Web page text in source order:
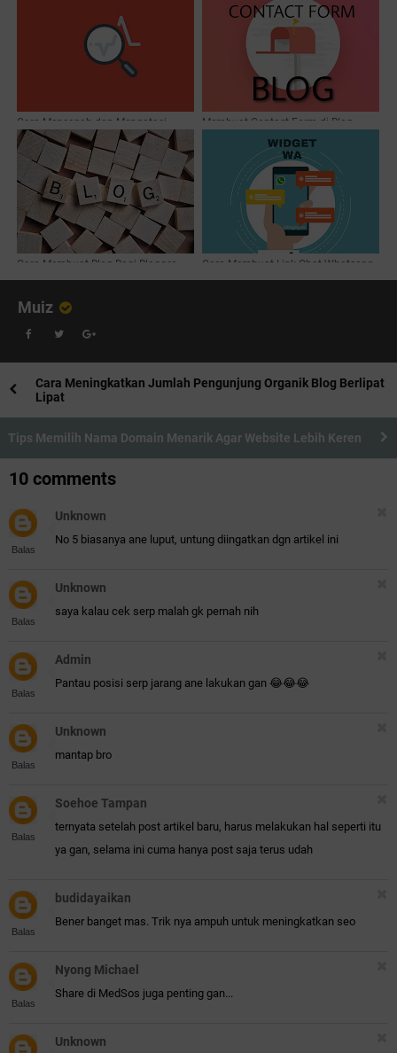
Cara Mencegah dan Mengatasi
Jingling Blog atau Auto Visitor
Membuat Contact Form di Blog
Cara Membuat Blog Bagi Blogger
Cara Membuat Link Chat Whatsapp
Muiz
Cara Meningkatkan Jumlah Pengunjung Organik Blog Berlipat
Lipat
Tips Memilih Nama Domain Menarik Agar Website Lebih Keren
10 comments
Balas
Unknown
No 5 biasanya ane luput, untung diingatkan dgn artikel ini
Balas
Unknown
saya kalau cek serp malah gk pernah nih
Balas
Admin
Pantau posisi serp jarang ane lakukan gan 😂😂😂
Balas
Unknown
mantap bro
Balas
Soehoe Tampan
ternyata setelah post artikel baru, harus melakukan hal seperti itu
ya gan, selama ini cuma hanya post saja terus udah
Balas
budidayaikan
Bener banget mas. Trik nya ampuh untuk meningkatkan seo
Balas
Nyong Michael
Share di MedSos juga penting gan...
Unknown